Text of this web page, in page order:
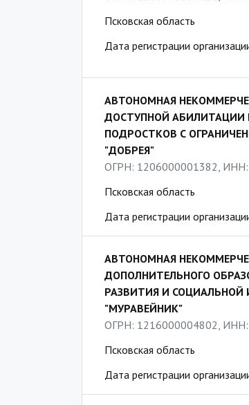
Псковская область
Дата регистрации
АВТОНОМНАЯ
ДОСТУПНОЙ АБИЛИТАЦИИ
ПОДРОСТКОВ С
"ДОБРЕЯ"
ОГРН: 1206000001382,
Псковская область
Дата регистрации
АВТОНОМНАЯ
ДОПОЛНИТЕЛЬНОГО
РАЗВИТИЯ И
"МУРАВЕЙНИК"
ОГРН: 1216000004802,
Псковская область
Дата регистрации